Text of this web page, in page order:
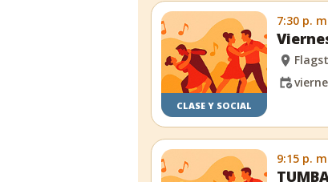
CLASE Y SOCIAL
7:30 p.
9:15 p.